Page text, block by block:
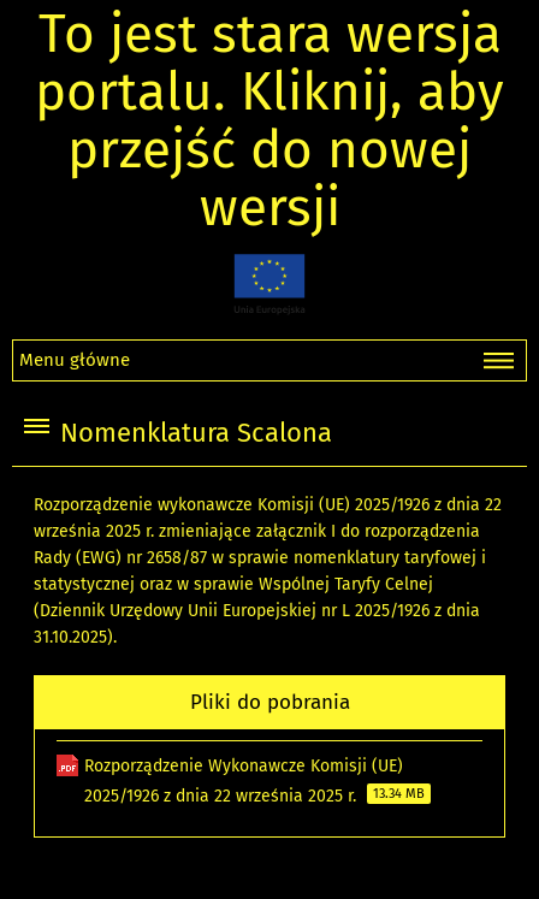
To jest stara wersja
portalu. Kliknij, aby
przejść do nowej
wersji
Menu główne
Nomenklatura Scalona
Rozporządzenie wykonawcze Komisji (UE) 2025/1926 z dnia 22
września 2025 r. zmieniające załącznik I do rozporządzenia
Rady (EWG) nr 2658/87 w sprawie nomenklatury taryfowej i
statystycznej oraz w sprawie Wspólnej Taryfy Celnej
(Dziennik Urzędowy Unii Europejskiej nr L 2025/1926 z dnia
31.10.2025).
Pliki do pobrania
Rozporządzenie Wykonawcze Komisji (UE)
2025/1926 z dnia 22 września 2025 r.
13.34 MB